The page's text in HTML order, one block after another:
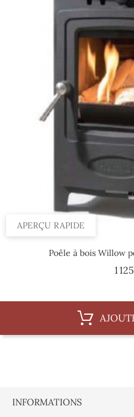
APERÇU RAPIDE
Poêle à bois Willow
1
INFORMATIONS